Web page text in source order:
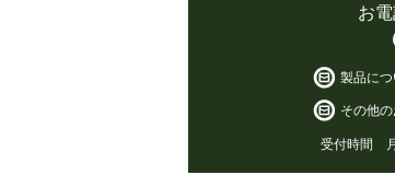
お
製品につ
その他の
受付時間